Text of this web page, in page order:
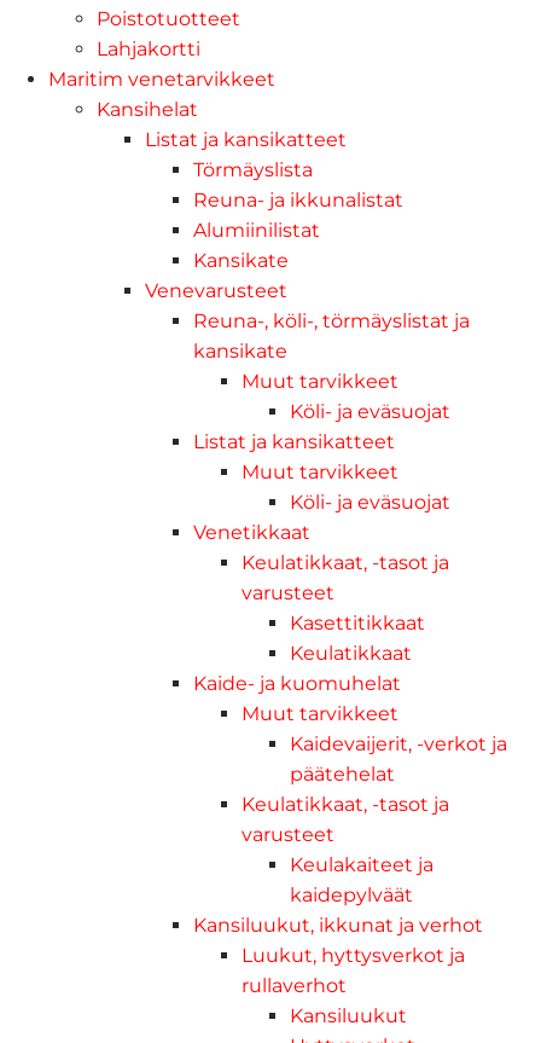
Poistotuotteet
Lahjakortti
Maritim venetarvikkeet
Kansihelat
Listat ja kansikatteet
Törmäyslista
Reuna- ja ikkunalistat
Alumiinilistat
Kansikate
Venevarusteet
Reuna-, köli-, törmäyslistat ja
kansikate
Muut tarvikkeet
Köli- ja eväsuojat
Listat ja kansikatteet
Muut tarvikkeet
Köli- ja eväsuojat
Venetikkaat
Keulatikkaat, -tasot ja
varusteet
Kasettitikkaat
Keulatikkaat
Kaide- ja kuomuhelat
Muut tarvikkeet
Kaidevaijerit, -verkot ja
päätehelat
Keulatikkaat, -tasot ja
varusteet
Keulakaiteet ja
kaidepylväät
Kansiluukut, ikkunat ja verhot
Luukut, hyttysverkot ja
rullaverhot
Kansiluukut